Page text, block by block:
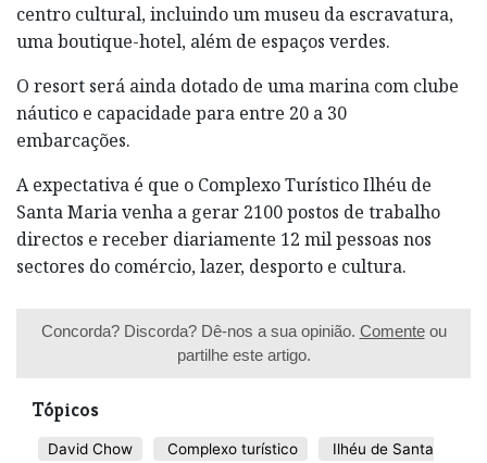
centro cultural, incluindo um museu da escravatura,
uma boutique-hotel, além de espaços verdes.
O resort será ainda dotado de uma marina com clube
náutico e capacidade para entre 20 a 30
embarcações.
A expectativa é que o Complexo Turístico Ilhéu de
Santa Maria venha a gerar 2100 postos de trabalho
directos e receber diariamente 12 mil pessoas nos
sectores do comércio, lazer, desporto e cultura.
Concorda? Discorda? Dê-nos a sua opinião. Comenteou
partilhe este artigo.
Tópicos
David Chow Complexo turístico
Ilhéu de Santa